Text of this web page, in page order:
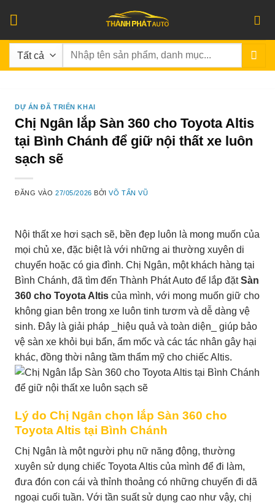
qua
nội
dung
Tìm
DỰ ÁN ĐÃ TRIỂN KHAI
Chị Ngân lắp Sàn 360 cho Toyota Altis
tại Bình Chánh để giữ nội thất xe luôn
sạch sẽ
ĐĂNG VÀO27/05/2026 BỞIVÕ TẤN VŨ
Nội thất xe hơi sạch sẽ, bền đẹp luôn là mong muốn của
mọi chủ xe, đặc biệt là với những ai thường xuyên di
chuyển hoặc có gia đình. Chị Ngân, một khách hàng tại
Bình Chánh, đã tìm đến Thành Phát Auto để lắp đặtSàn
360 cho Toyota Altis của mình, với mong muốn giữ cho
không gian bên trong xe luôn tinh tươm và dễ dàng vệ
sinh. Đây là giải pháp _hiệu quả và toàn diện_ giúp bảo
vệ sàn xe khỏi bụi bẩn, ẩm mốc và các tác nhân gây hại
khác, đồng thời nâng tầm thẩm mỹ cho chiếc Altis.
Lý do Chị Ngân chọn lắp Sàn 360 cho
Toyota Altis tại Bình Chánh
Chị Ngân là một người phụ nữ năng động, thường
xuyên sử dụng chiếc Toyota Altis của mình để đi làm,
đưa đón con cái và thỉnh thoảng có những chuyến đi dã
ngoại cuối tuần. Với tần suất sử dụng cao như vậy, chị